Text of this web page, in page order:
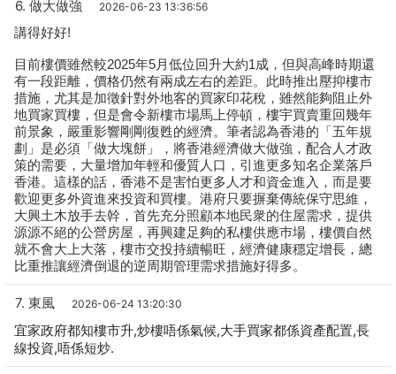
6. 做大做強 2026-06-23 13:36:56
講得好好!
目前樓價雖然較2025年5月低位回升大約1成，但與高峰時期還
有一段距離，價格仍然有兩成左右的差距。此時推出壓抑樓市
措施，尤其是加徵針對外地客的買家印花稅，雖然能夠阻止外
地買家買樓，但是會令新樓市場馬上停頓，樓宇買賣重回幾年
前景象，嚴重影響剛剛復甦的經濟。筆者認為香港的「五年規
劃」是必須「做大塊餅」，將香港經濟做大做強，配合人才政
策的需要，大量增加年輕和優質人口，引進更多知名企業落戶
香港。這樣的話，香港不是害怕更多人才和資金進入，而是要
歡迎更多外資進來投資和買樓。港府只要摒棄傳統保守思維，
大興土木放手去幹，首先充分照顧本地民衆的住屋需求，提供
源源不絕的公營房屋，再興建足夠的私樓供應巿場，樓價自然
就不會大上大落，樓市交投持續暢旺，經濟健康穩定增長，總
比重推讓經濟倒退的逆周期管理需求措施好得多。
7. 東風 2026-06-24 13:20:30
宜家政府都知樓市升,炒樓唔係氣候,大手買家都係資產配置,長
線投資,唔係短炒.